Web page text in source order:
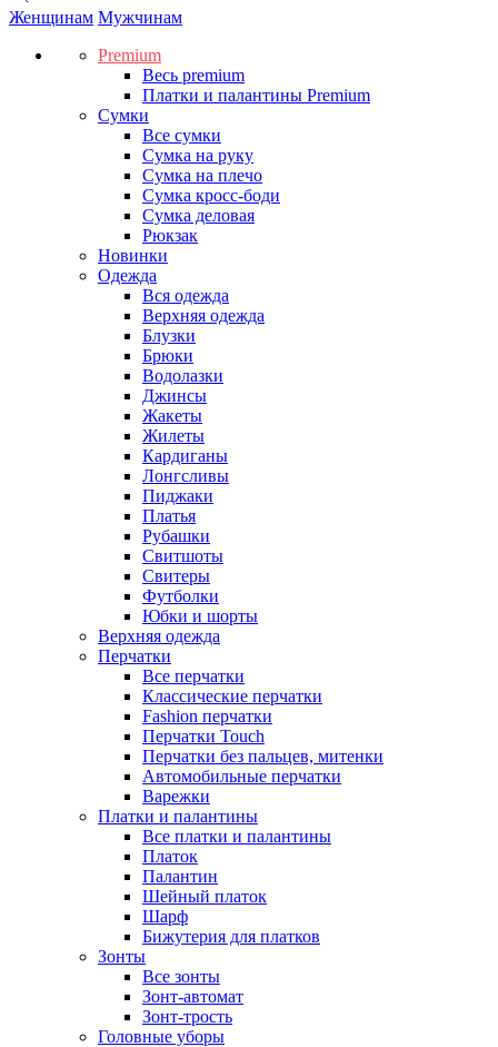
Женщинам Мужчинам
Premium
Весь premium
Платки и палантины Premium
Сумки
Все сумки
Сумка на руку
Сумка на плечо
Сумка кросс-боди
Сумка деловая
Рюкзак
Новинки
Одежда
Вся одежда
Верхняя одежда
Блузки
Брюки
Водолазки
Джинсы
Жакеты
Жилеты
Кардиганы
Лонгсливы
Пиджаки
Платья
Рубашки
Свитшоты
Cвитеры
Футболки
Юбки и шорты
Верхняя одежда
Перчатки
Все перчатки
Классические перчатки
Fashion перчатки
Перчатки Touch
Перчатки без пальцев, митенки
Автомобильные перчатки
Варежки
Платки и палантины
Все платки и палантины
Платок
Палантин
Шейный платок
Шарф
Бижутерия для платков
Зонты
Все зонты
Зонт-автомат
Зонт-трость
Головные уборы